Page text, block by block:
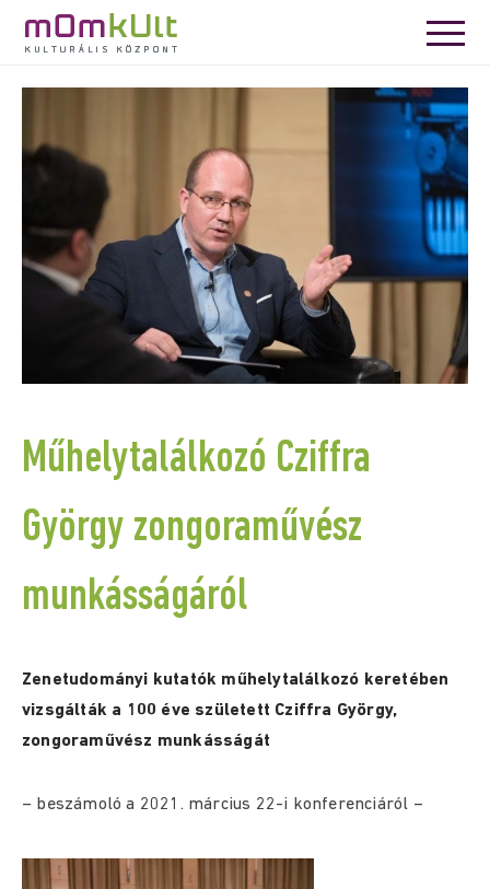
Műhelytalálkozó Cziffra
György zongoraművész
munkásságáról
Zenetudományi kutatók műhelytalálkozó keretében
vizsgálták a 100 éve született Cziffra György,
zongoraművész munkásságát
– beszámoló a 2021. március 22-i konferenciáról –